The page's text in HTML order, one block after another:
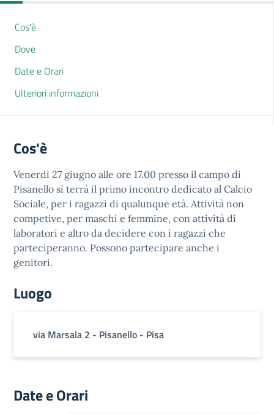
Cos'è
Dove
Date e Orari
Ulteriori informazioni
Cos'è
Venerdì 27 giugno alle ore 17.00 presso il campo di
Pisanello si terrà il primo incontro dedicato al Calcio
Sociale, per i ragazzi di qualunque età. Attività non
competive, per maschi e femmine, con attività di
laboratori e altro da decidere con i ragazzi che
parteciperanno. Possono partecipare anche i
genitori.
Luogo
via Marsala 2 - Pisanello - Pisa
Date e Orari